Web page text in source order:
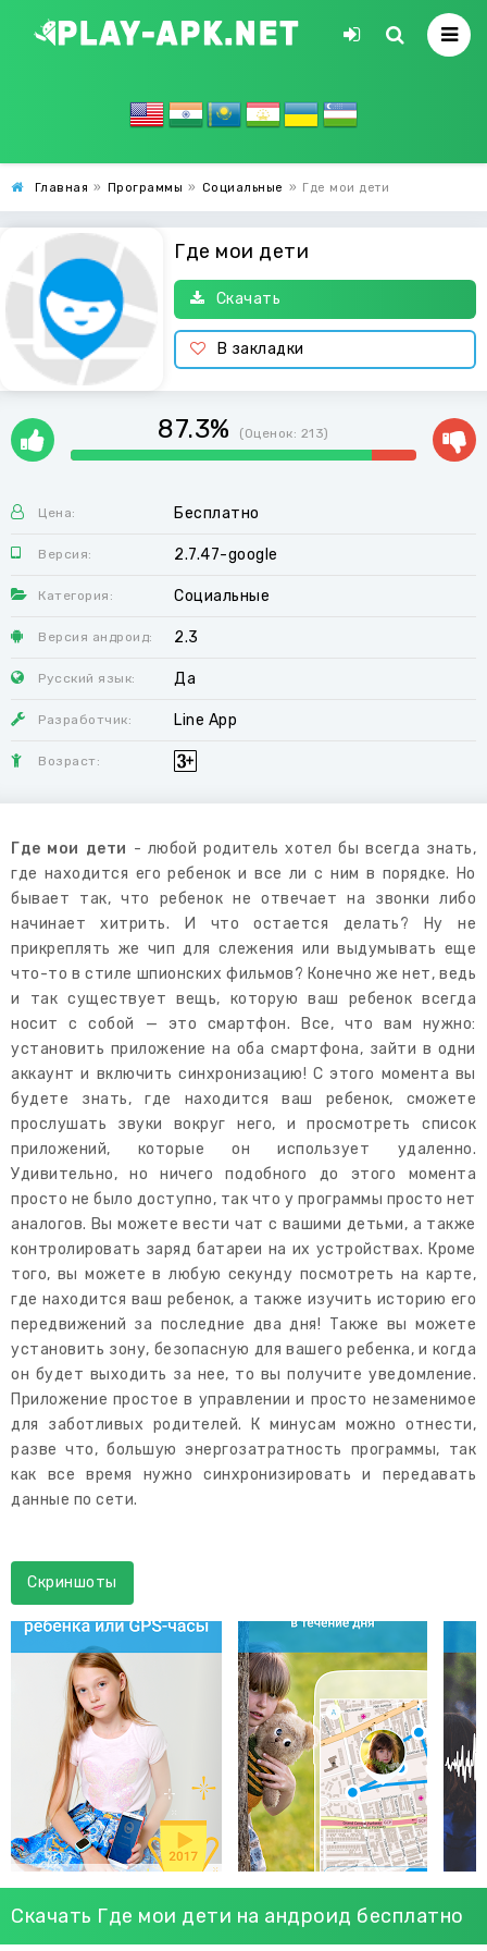
Главная » Программы » Социальные » Где мои дети
Где мои дети
Скачать
В закладки
87.3% (Оценок: 213)
Цена: Бесплатно
Версия: 2.7.47-google
Категория: Социальные
Версия андроид: 2.3
Русский язык: Да
Разработчик: Line App
Возраст:
Где мои дети - любой родитель хотел бы всегда знать,
где находится его ребенок и все ли с ним в порядке. Но
бывает так, что ребенок не отвечает на звонки либо
начинает хитрить. И что остается делать? Ну не
прикреплять же чип для слежения или выдумывать еще
что-то в стиле шпионских фильмов? Конечно же нет, ведь
и так существует вещь, которую ваш ребенок всегда
носит с собой — это смартфон. Все, что вам нужно:
установить приложение на оба смартфона, зайти в одни
аккаунт и включить синхронизацию! С этого момента вы
будете знать, где находится ваш ребенок, сможете
прослушать звуки вокруг него, и просмотреть список
приложений, которые он использует удаленно.
Удивительно, но ничего подобного до этого момента
просто не было доступно, так что у программы просто нет
аналогов. Вы можете вести чат с вашими детьми, а также
контролировать заряд батареи на их устройствах. Кроме
того, вы можете в любую секунду посмотреть на карте,
где находится ваш ребенок, а также изучить историю его
передвижений за последние два дня! Также вы можете
установить зону, безопасную для вашего ребенка, и когда
он будет выходить за нее, то вы получите уведомление.
Приложение простое в управлении и просто незаменимое
для заботливых родителей. К минусам можно отнести,
разве что, большую энергозатратность программы, так
как все время нужно синхронизировать и передавать
данные по сети.
Скриншоты
Скачать Где мои дети на андроид бесплатно